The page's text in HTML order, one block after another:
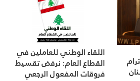
اللقاء الوطني للعاملين في
القطاع العام: نرفض تقسيط
فروقات المفعول الرجعي